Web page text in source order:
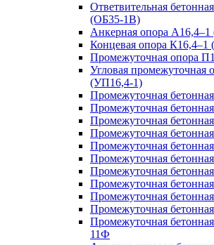
Ответвительная
(ОБ35-1В)
Анкерная опора
Концевая опора К16,4–1
Промежуточная опора
Угловая промежуточная
(УП16,4-1)
Промежуточная
Промежуточная
Промежуточная
Промежуточная
Промежуточная
Промежуточная
Промежуточная
Промежуточная
Промежуточная
Промежуточная
Промежуточная
11Ф